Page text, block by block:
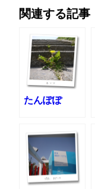
関連する記事
たんぽぽ